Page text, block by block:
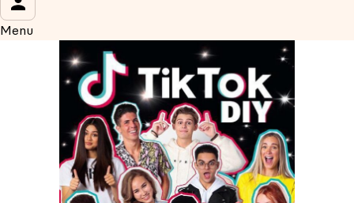
Menu
Wat is je voornaam?
Wat is je e-mailadres?*
Aanmelden
We gebruiken je gegevens om contact op te nemen, in
overeenstemming met ons
privacybeleid.